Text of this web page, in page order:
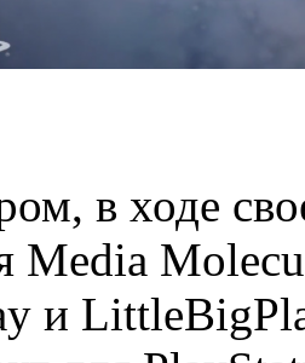
в ходе
Media
и